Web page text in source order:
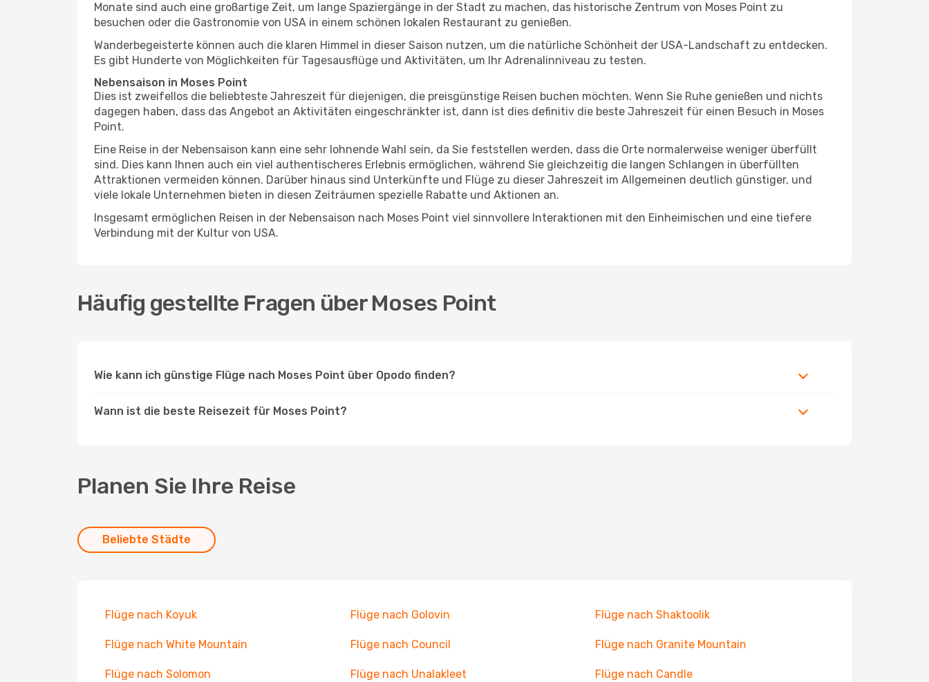
Monate sind auch eine großartige Zeit, um lange Spaziergänge in der Stadt zu machen, das historische Zentrum von Moses Point zu
besuchen oder die Gastronomie von USA in einem schönen lokalen Restaurant zu genießen.
Wanderbegeisterte können auch die klaren Himmel in dieser Saison nutzen, um die natürliche Schönheit der USA-Landschaft zu entdecken.
Es gibt Hunderte von Möglichkeiten für Tagesausflüge und Aktivitäten, um Ihr Adrenalinniveau zu testen.
Nebensaison in Moses Point
Dies ist zweifellos die beliebteste Jahreszeit für diejenigen, die preisgünstige Reisen buchen möchten. Wenn Sie Ruhe genießen und nichts
dagegen haben, dass das Angebot an Aktivitäten eingeschränkter ist, dann ist dies definitiv die beste Jahreszeit für einen Besuch in Moses
Point.
Eine Reise in der Nebensaison kann eine sehr lohnende Wahl sein, da Sie feststellen werden, dass die Orte normalerweise weniger überfüllt
sind. Dies kann Ihnen auch ein viel authentischeres Erlebnis ermöglichen, während Sie gleichzeitig die langen Schlangen in überfüllten
Attraktionen vermeiden können. Darüber hinaus sind Unterkünfte und Flüge zu dieser Jahreszeit im Allgemeinen deutlich günstiger, und
viele lokale Unternehmen bieten in diesen Zeiträumen spezielle Rabatte und Aktionen an.
Insgesamt ermöglichen Reisen in der Nebensaison nach Moses Point viel sinnvollere Interaktionen mit den Einheimischen und eine tiefere
Verbindung mit der Kultur von USA.
Häufig gestellte Fragen über Moses Point
Wie kann ich günstige Flüge nach Moses Point über Opodo finden?
Wann ist die beste Reisezeit für Moses Point?
Planen Sie Ihre Reise
Beliebte Städte
Flüge nach Koyuk Flüge nach Golovin Flüge nach Shaktoolik
Flüge nach White Mountain Flüge nach Council Flüge nach Granite Mountain
Flüge nach Solomon Flüge nach Unalakleet Flüge nach Candle